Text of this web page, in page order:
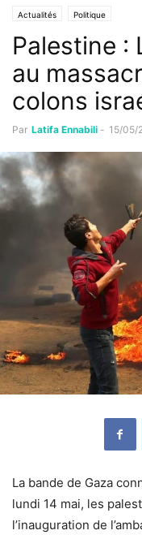
Actualités Politique
Palestine :
au
colons
Par Latifa Ennabili - 15/05/
La bande de Gaza
lundi 14 mai, les
l’inauguration de